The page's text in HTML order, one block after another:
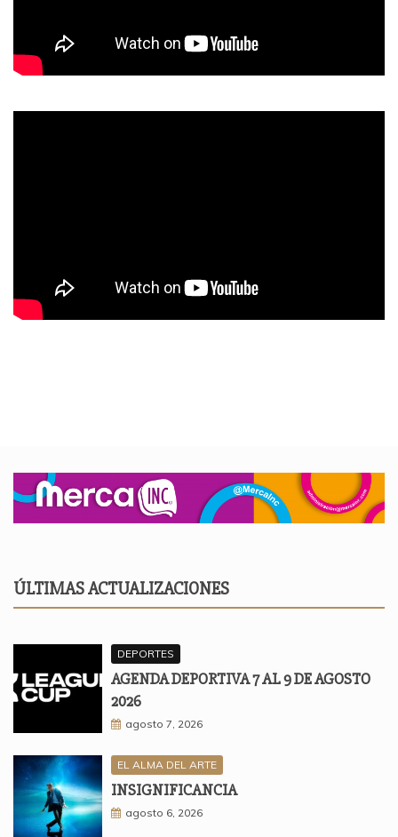
ÚLTIMAS ACTUALIZACIONES
DEPORTES
AGENDA DEPORTIVA 7 AL 9 DE AGOSTO
2026
agosto 7, 2026
EL ALMA DEL ARTE
INSIGNIFICANCIA
agosto 6, 2026